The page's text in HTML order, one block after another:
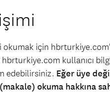
için
kullanıcı
edebilirsiniz. Eğer üye
okuma hakkına